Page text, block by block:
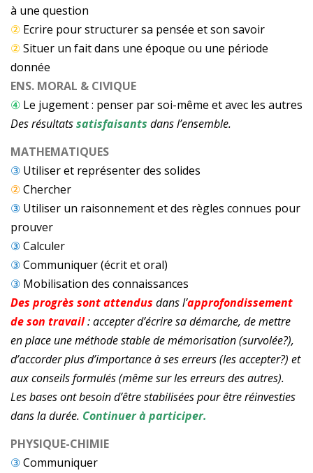
à une question
② Ecrire pour structurer sa pensée et son savoir
②Situer un fait dans une époque ou une période
donnée
ENS. MORAL & CIVIQUE
④ Le jugement : penser par soi-même et avec les autres
Des résultatssatisfaisants dans l’ensemble.
MATHEMATIQUES
③ Utiliser et représenter des solides
②Chercher
③ Utiliser un raisonnement et des règles connues pour
prouver
③Calculer
③Communiquer (écrit et oral)
③ Mobilisation des connaissances
Des progrès sont attendus dans l’approfondissement
de son travail: accepter d’écrire sa démarche, de mettre
en place une méthode stable de mémorisation (survolée?),
d’accorder plus d’importance à ses erreurs (les accepter?) et
aux conseils formulés (même sur les erreurs des autres).
Les bases ont besoin d’être stabilisées pour être réinvesties
dans la durée. Continuer à participer.
PHYSIQUE-CHIMIE
③Communiquer